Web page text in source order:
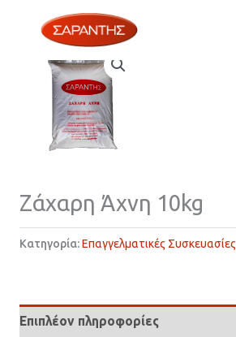
Ζάχαρη Άχνη 10kg
Κατηγορία:Επαγγελματικές Συσκευασίες
Επιπλέον πληροφορίες